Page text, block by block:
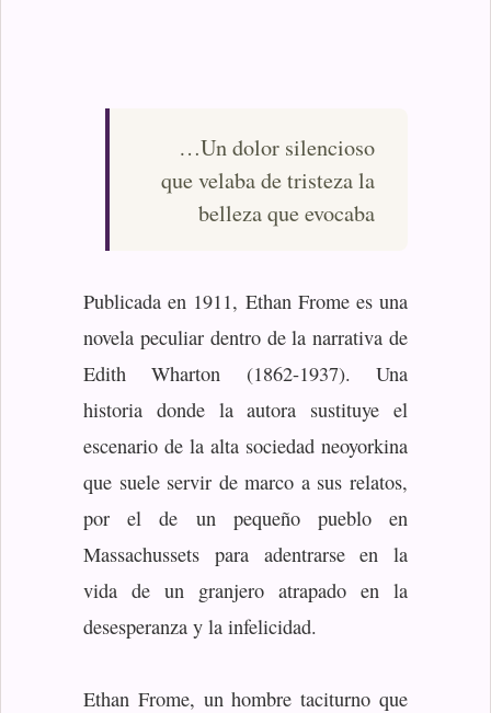
…Un dolor silencioso
que velaba de tristeza la
belleza que evocaba
Publicada en 1911, Ethan Frome es una
novela peculiar dentro de la narrativa de
Edith Wharton (1862-1937). Una
historia donde la autora sustituye el
escenario de la alta sociedad neoyorkina
que suele servir de marco a sus relatos,
por el de un pequeño pueblo en
Massachussets para adentrarse en la
vida de un granjero atrapado en la
desesperanza y la infelicidad.
Ethan Frome, un hombre taciturno que